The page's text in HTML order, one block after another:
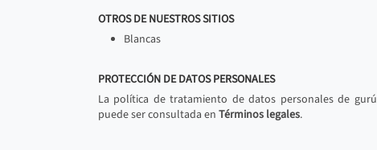
OTROS DE NUESTROS SITIOS
Blancas
PROTECCIÓN DE DATOS PERSONALES
La política de tratamiento de datos personales de gurú
puede ser consultada en Términos legales.